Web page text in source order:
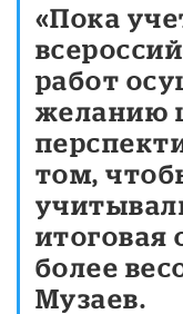
«Пока
работ
желанию
том,
итоговая
более
Музаев.